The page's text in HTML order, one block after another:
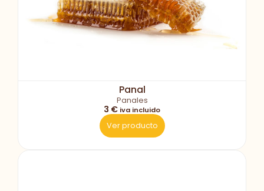
Panal
Panales
3 € iva incluido
Ver producto